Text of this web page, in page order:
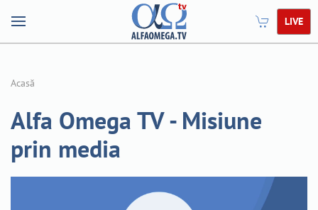
LIVE
Acasă
Alfa Omega TV - Misiune
prin media